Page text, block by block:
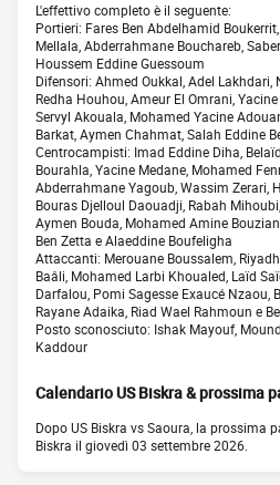
L'effettivo completo è il seguente:
Portieri: Fares Ben Abdelhamid
Mellala, Abderrahmane Bouchareb,
Houssem Eddine Guessoum
Difensori: Ahmed Oukkal, Adel Lakhdari,
Redha Houhou, Ameur El Omrani,
Servyl Akouala, Mohamed Yacine
Barkat, Aymen Chahmat, Salah Eddine
Centrocampisti: Imad Eddine Diha,
Bourahla, Yacine Medane, Mohamed
Abderrahmane Yagoub, Wassim Zerari,
Bouras Djelloul Daouadji, Rabah
Aymen Bouda, Mohamed Amine
Ben Zetta e Alaeddine Boufeligha
Attaccanti: Merouane Boussalem,
Baâli, Mohamed Larbi Khoualed, Laïd
Darfalou, Pomi Sagesse Exaucé Nzaou,
Rayane Adaika, Riad Wael Rahmoun e
Posto sconosciuto: Ishak Mayouf,
Kaddour
Calendario US Biskra & prossima
Dopo US Biskra vs Saoura, la prossima
Biskra il giovedì 03 settembre 2026.